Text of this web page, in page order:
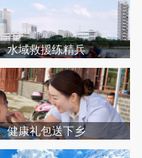
水域救援练精兵
健康礼包送下乡